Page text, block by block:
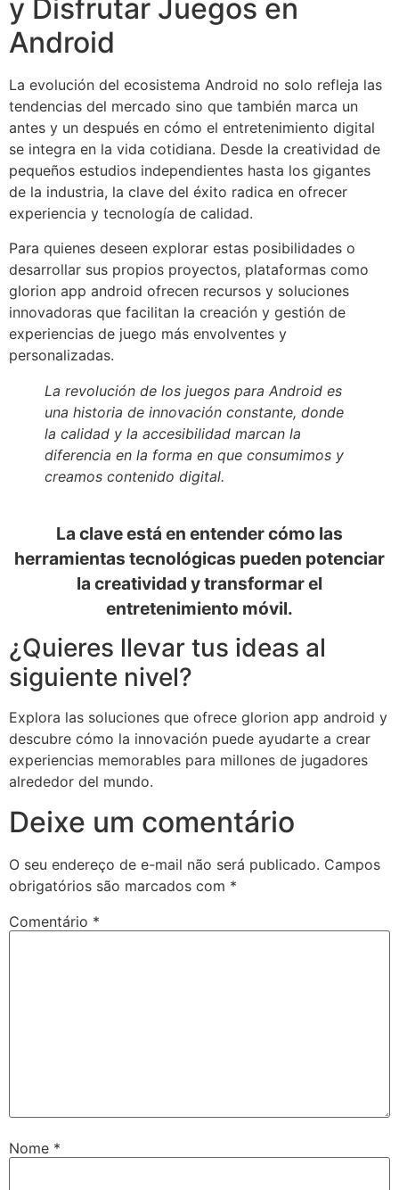
y Disfrutar Juegos en
Android
La evolución del ecosistema Android no solo refleja las
tendencias del mercado sino que también marca un
antes y un después en cómo el entretenimiento digital
se integra en la vida cotidiana. Desde la creatividad de
pequeños estudios independientes hasta los gigantes
de la industria, la clave del éxito radica en ofrecer
experiencia y tecnología de calidad.
Para quienes deseen explorar estas posibilidades o
desarrollar sus propios proyectos, plataformas como
glorion app android ofrecen recursos y soluciones
innovadoras que facilitan la creación y gestión de
experiencias de juego más envolventes y
personalizadas.
La revolución de los juegos para Android es
una historia de innovación constante, donde
la calidad y la accesibilidad marcan la
diferencia en la forma en que consumimos y
creamos contenido digital.
La clave está en entender cómo las
herramientas tecnológicas pueden potenciar
la creatividad y transformar el
entretenimiento móvil.
¿Quieres llevar tus ideas al
siguiente nivel?
Explora las soluciones que ofrece glorion app android y
descubre cómo la innovación puede ayudarte a crear
experiencias memorables para millones de jugadores
alrededor del mundo.
Deixe um comentário
O seu endereço de e-mail não será publicado. Campos
obrigatórios são marcados com *
Comentário *
Nome *